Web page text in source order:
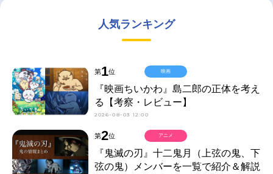
人気ランキング
第1位
『映画ちいかわ』島二郎の正体を考え
る【考察・レビュー】
2026-08-03 12:00
映画
第2位
『鬼滅の刃』十二鬼月（上弦の鬼、下
弦の鬼）メンバーを一覧で紹介＆解説
アニメ